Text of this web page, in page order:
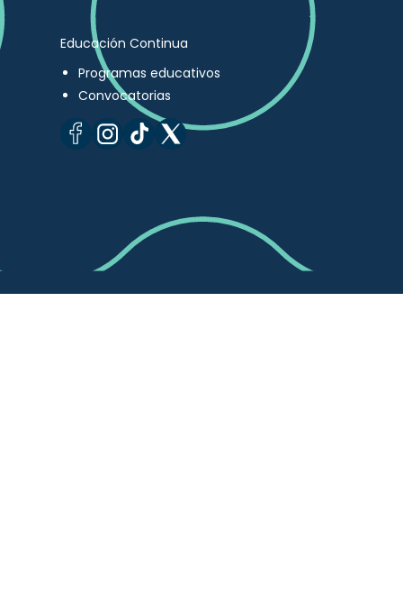
Educación Continua
Programas educativos
Convocatorias